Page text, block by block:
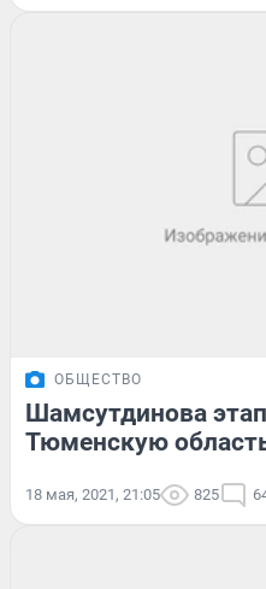
ОБЩЕСТВО
Шамсутдинова
Тюменскую
18 мая, 2021, 21:05 825